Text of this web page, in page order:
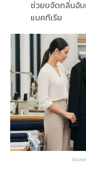
ช่วยขจัดกลิ่นอับ
แบคทีเรีย
ซ่อมแ